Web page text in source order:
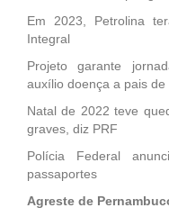
Em 2023, Petrolina
Integral
Projeto garante
auxílio doença a pais
Natal de 2022 teve
graves, diz PRF
Polícia Federal
passaportes
Agreste de